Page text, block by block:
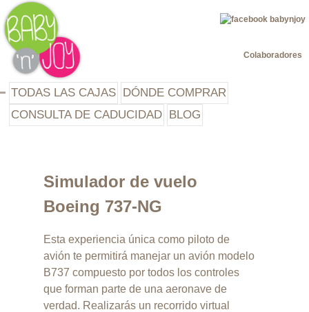
TODAS LAS CAJAS DÓNDE COMPRAR
CONSULTA DE CADUCIDAD BLOG
Colaboradores
Simulador de vuelo
Boeing 737-NG
Esta experiencia única como piloto de
avión te permitirá manejar un avión modelo
B737 compuesto por todos los controles
que forman parte de una aeronave de
verdad. Realizarás un recorrido virtual